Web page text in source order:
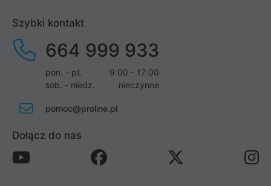
Szybki kontakt
664 999 933
pon. - pt.
9:00 - 17:00
sob. - niedz.
nieczynne
pomoc@proline.pl
Dołącz do nas